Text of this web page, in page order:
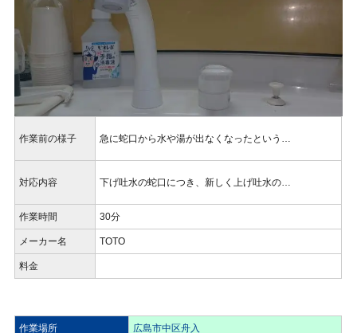
作業前の様子 急に蛇口から水や湯が出なくなったという…
対応内容 下げ吐水の蛇口につき、新しく上げ吐水の…
作業時間 30分
メーカー名 TOTO
料金
作業場所 広島市中区舟入